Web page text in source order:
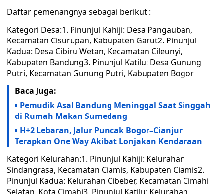
Daftar pemenangnya sebagai berikut :
Kategori Desa:1. Pinunjul Kahiji: Desa Pangauban,
Kecamatan Cisurupan, Kabupaten Garut2. Pinunjul
Kadua: Desa Cibiru Wetan, Kecamatan Cileunyi,
Kabupaten Bandung3. Pinunjul Katilu: Desa Gunung
Putri, Kecamatan Gunung Putri, Kabupaten Bogor
Baca Juga:
Pemudik Asal Bandung Meninggal Saat Singgah
di Rumah Makan Sumedang
H+2 Lebaran, Jalur Puncak Bogor–Cianjur
Terapkan One Way Akibat Lonjakan Kendaraan
Kategori Kelurahan:1. Pinunjul Kahiji: Kelurahan
Sindangrasa, Kecamatan Ciamis, Kabupaten Ciamis2.
Pinunjul Kadua: Kelurahan Cibeber, Kecamatan Cimahi
Selatan, Kota Cimahi3. Pinunjul Katilu: Kelurahan